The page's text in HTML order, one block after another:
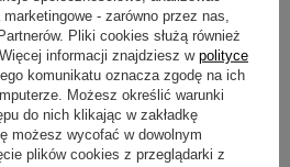
na terenie UE Więcej
- zarówno przez nas,
Pliki cookies służą również
informacji znajdziesz w polityce
komunikatu oznacza zgodę na ich
Możesz określić warunki
do nich klikając w zakładkę
możesz wycofać w dowolnym
plików cookies z przeglądarki z